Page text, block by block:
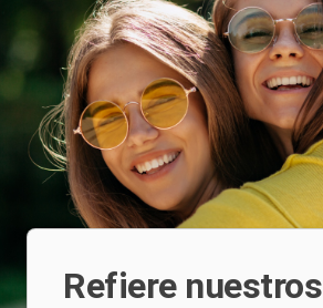
Refiere nuestros